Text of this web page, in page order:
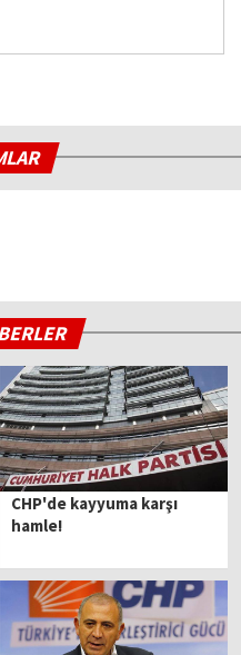
CHP'de kayyuma karşı
hamle!